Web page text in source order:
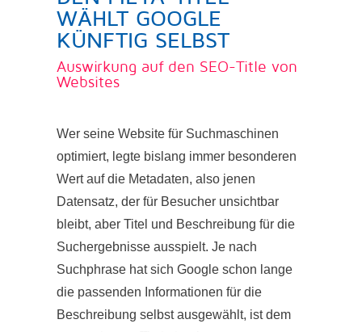
WÄHLT GOOGLE
KÜNFTIG SELBST
Auswirkung auf den SEO-Title von
Websites
Wer seine Website für Suchmaschinen
optimiert, legte bislang immer besonderen
Wert auf die Metadaten, also jenen
Datensatz, der für Besucher unsichtbar
bleibt, aber Titel und Beschreibung für die
Suchergebnisse ausspielt. Je nach
Suchphrase hat sich Google schon lange
die passenden Informationen für die
Beschreibung selbst ausgewählt, ist dem